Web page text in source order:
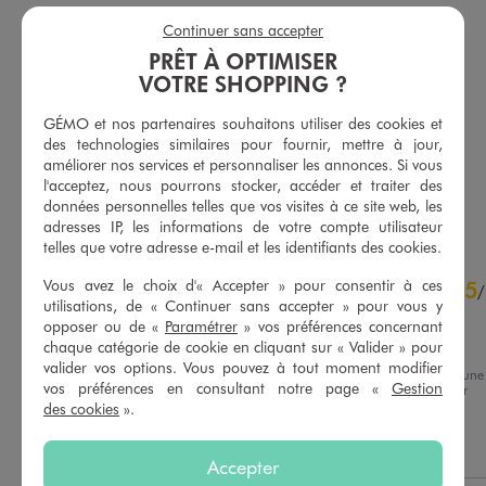
Tee-shirt manches longues à col Claudine fleuri fille
-50% sur le 2ème produit d'été
5/5 de moyenne
(4 avis)
AJOUTERAU PANIER
Tee-shirt manches longues avec motif sur l’avant fille - K-Pop Demon Hunters
-50% sur le 2ème produit d'été
AJOUTER AU PANIER
4.6/ 5
Basé sur19 avis soumis à un
contrôle
15
5/
Avis vérifié et récompensé
Très agréable
Avis du11/03/2026 , suite à une
expérience du26/02/2026
par
Utile(0) Signaler
PRÊT À OPTIMISER
VOTRE SHOPPING ?
GÉMO et nos partenaires souhaitons utiliser des cookies et
des technologies similaires pour fournir, mettre à jour,
améliorer nos services et personnaliser les annonces. Si vous
l'acceptez, nous pourrons stocker, accéder et traiter des
données personnelles telles que vos visites à ce site web, les
adresses IP, les informations de votre compte utilisateur
telles que votre adresse e-mail et les identifiants des cookies.
Vous avez le choix d'« Accepter » pour consentir à ces
utilisations, de « Continuer sans accepter » pour vous y
opposer ou de « Paramétrer » vos préférences concernant
chaque catégorie de cookie en cliquant sur « Valider » pour
valider vos options. Vous pouvez à tout moment modifier
vos préférences en consultant notre page « Gestion
des cookies ».
Accepter
Continuer sans accepter